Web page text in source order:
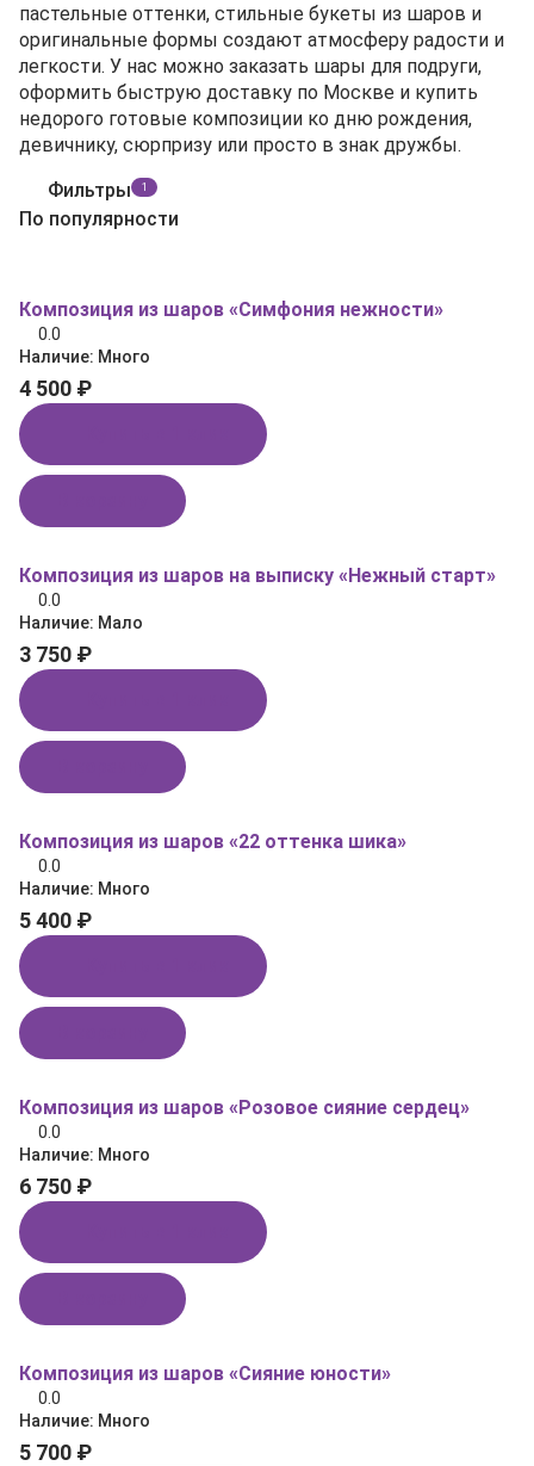
пастельные оттенки, стильные букеты из шаров и
оригинальные формы создают атмосферу радости и
легкости. У нас можно заказать шары для подруги,
оформить быструю доставку по Москве и купить
недорого готовые композиции ко дню рождения,
девичнику, сюрпризу или просто в знак дружбы.
Фильтры
1
По популярности
Композиция из шаров «Симфония нежности»
0.0
Наличие: Много
4 500 ₽
Композиция из шаров на выписку «Нежный старт»
0.0
Наличие: Мало
3 750 ₽
Композиция из шаров «22 оттенка шика»
0.0
Наличие: Много
5 400 ₽
Композиция из шаров «Розовое сияние сердец»
0.0
Наличие: Много
6 750 ₽
Композиция из шаров «Сияние юности»
0.0
Наличие: Много
5 700 ₽